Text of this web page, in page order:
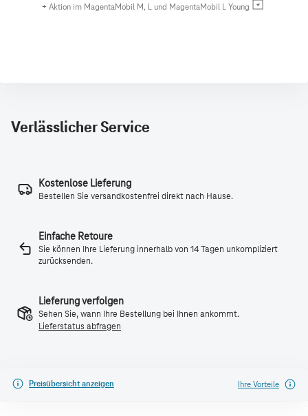
+ Aktion im MagentaMobil M, L und MagentaMobil L Young
Verlässlicher Service
Kostenlose Lieferung
Bestellen Sie versandkostenfrei direkt nach Hause.
Einfache Retoure
Sie können Ihre Lieferung innerhalb von 14 Tagen unkompliziert
zurücksenden.
Lieferung verfolgen
Sehen Sie, wann Ihre Bestellung bei Ihnen ankommt.
Lieferstatus abfragen
Preisübersicht anzeigen Ihre Vorteile